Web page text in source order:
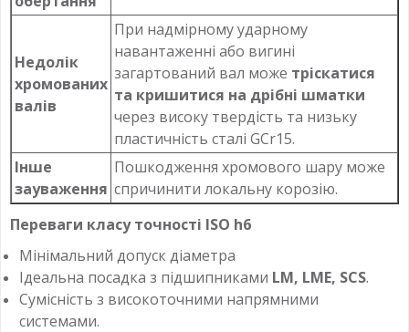
Недолік
хромованих
валів
При надмірному ударному
навантаженні або вигині
загартований вал може тріскатися
та кришитися на дрібні шматки
через високу твердість та низьку
пластичність сталі GCr15.
Інше
зауваження
Пошкодження хромового шару може
спричинити локальну корозію.
Переваги класу точності ISO h6
Мінімальний допуск діаметра
Ідеальна посадка з підшипниками LM, LME, SCS.
Сумісність з високоточними напрямними
системами.